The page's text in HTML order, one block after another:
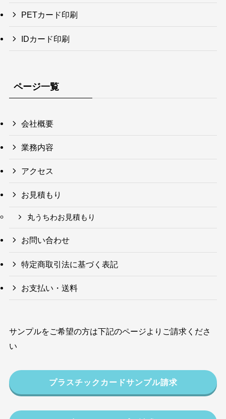
PETカード印刷
IDカード印刷
ページ一覧
会社概要
業務内容
アクセス
お見積もり
丸うちわお見積もり
お問い合わせ
特定商取引法に基づく表記
お支払い・送料
サンプルをご希望の方は下記のページよりご請求くださ
い
プラスチックカードサンプル請求